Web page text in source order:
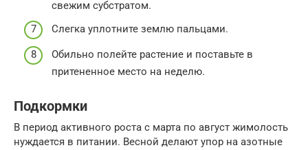
свежим субстратом.
Слегка уплотните землю пальцами.
Обильно полейте растение и поставьте в
притененное место на неделю.
Подкормки
В период активного роста с марта по август жимолость
нуждается в питании. Весной делают упор на азотные